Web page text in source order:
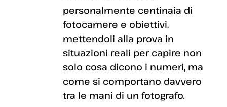
personalmente centinaia di
fotocamere e obiettivi,
mettendoli alla prova in
situazioni reali per capire non
solo cosa dicono i numeri, ma
come si comportano davvero
tra le mani di un fotografo.